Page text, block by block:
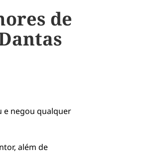
de
e negou qualquer
além de